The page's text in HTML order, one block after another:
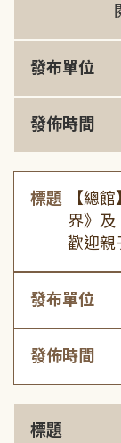
發布單位
發佈時間
標題
【總
界》及
歡迎親
發布單位
發佈時間
標題